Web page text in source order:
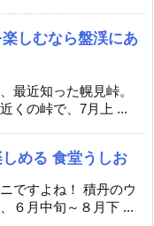
しむなら盤渓にあ
最近知った幌見峠。
くの峠で、7月上 ...
める 食堂うしお
ですよね！ 積丹のウ
６月中旬～８月下 ...